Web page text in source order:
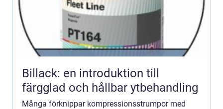
Billack: en introduktion till
färgglad och hållbar ytbehandling
Många förknippar kompressionsstrumpor med